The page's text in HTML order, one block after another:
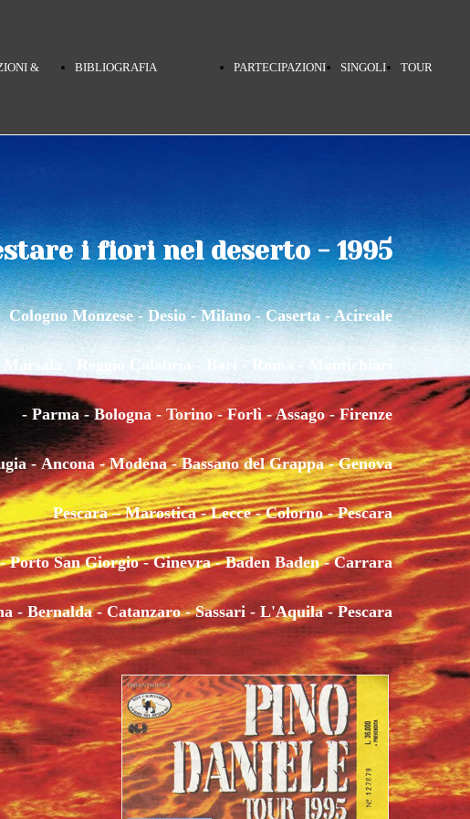
& BIBLIOGRAFIA
PINO DANIELE
PINO DANIELE -
1987
FOTOGRAFIE IN
MUSICA
PINO DANIELE -
1993
PARTECIPAZIONI SINGOLI
GIRI
TOUR
VAI
i fiori nel deserto - 1995
Cologno Monzese - Desio - Milano - Caserta - Acireale
- Marsala - Reggio Calabria - Bari - Roma - Montichiari
- Parma - Bologna - Torino - Forlì - Assago - Firenze
- Ancona - Modena - Bassano del Grappa - Genova
Pescara – Marostica - Lecce - Colorno - Pescara
- Porto San Giorgio - Ginevra - Baden Baden -Carrara
- Bernalda - Catanzaro - Sassari - L'Aquila - Pescara